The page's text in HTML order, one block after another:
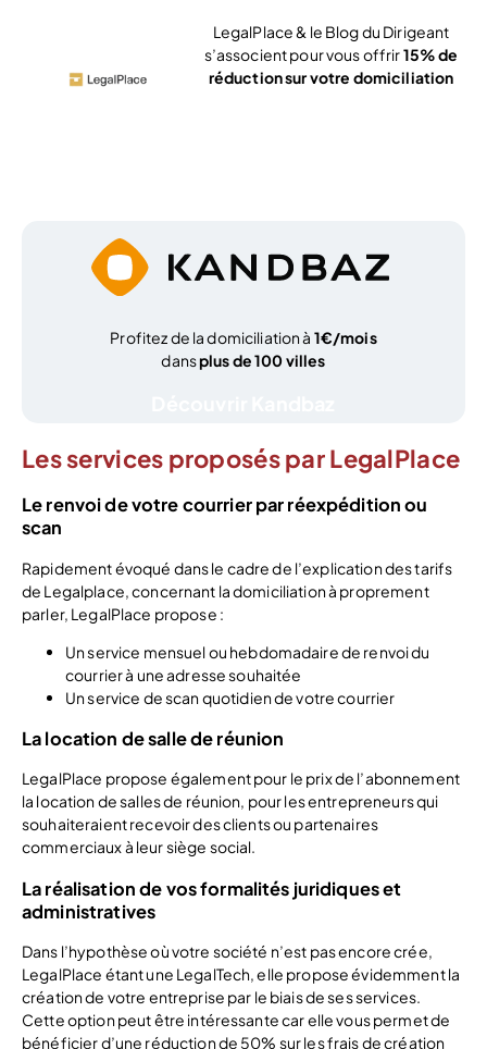
LegalPlace & le Blog du Dirigeant
s’associent pour vous offrir15% de
réduction sur votre domiciliation
Profitez de la domiciliation à 1€/mois
dansplus de 100 villes
Les services proposés par LegalPlace
Le renvoi de votre courrier par réexpédition ou
scan
Rapidement évoqué dans le cadre de l’explication des tarifs
de Legalplace, concernant la domiciliation à proprement
parler, LegalPlace propose :
Un service mensuel ou hebdomadaire de renvoi du
courrier à une adresse souhaitée
Un service de scan quotidien de votre courrier
La location de salle de réunion
LegalPlace propose également pour le prix de l’abonnement
la location de salles de réunion, pour les entrepreneurs qui
souhaiteraient recevoir des clients ou partenaires
commerciaux à leur siège social.
La réalisation de vos formalités juridiques et
administratives
Dans l’hypothèse où votre société n’est pas encore crée,
LegalPlace étant une LegalTech, elle propose évidemment la
création de votre entreprise par le biais de ses services.
Cette option peut être intéressante car elle vous permet de
bénéficier d’une réduction de 50% sur les frais de création